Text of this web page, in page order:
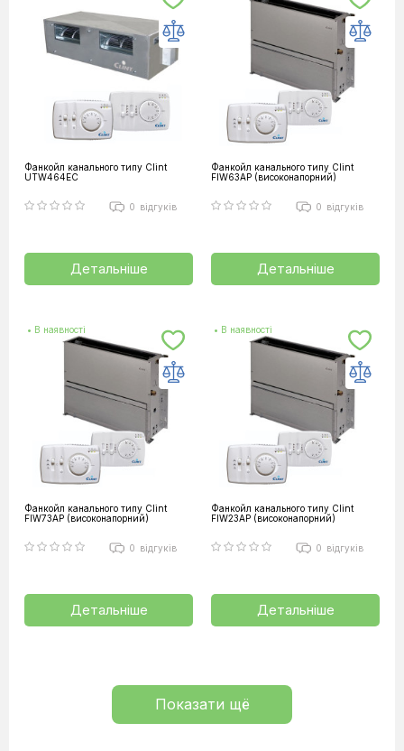
Фанкойл канального типу Clint
UTW464EC
0 відгуків
Детальніше
Фанкойл канального типу Clint
FIW63AP (високонапорний)
0 відгуків
Детальніше
• В наявності
Фанкойл канального типу Clint
FIW73AP (високонапорний)
0 відгуків
Детальніше
• В наявності
Фанкойл канального типу Clint
FIW23AP (високонапорний)
0 відгуків
Детальніше
Показати щё